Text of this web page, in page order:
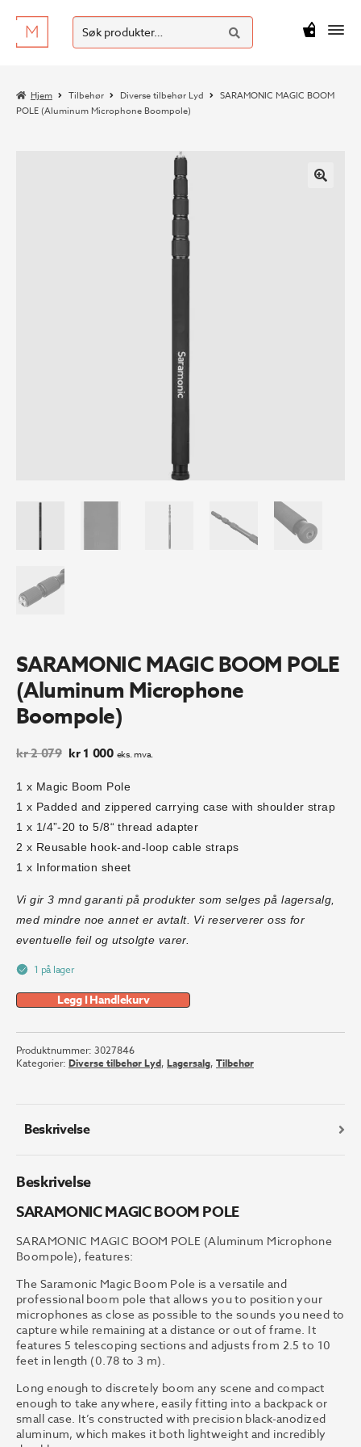
Hopp
til
Hopp
til
Søk
etter:
SØK
kr0
Hjem Tilbehør Diverse tilbehør Lyd
SARAMONIC MAGIC BOOM
POLE (Aluminum Microphone Boompole)
SARAMONIC MAGIC BOOM POLE
(Aluminum Microphone
Boompole)
kr2 079 Opprinnelig
var:
kr 2
079.
kr1 000Nåværende
er:
kr 1
000.
eks. mva.
1 x Magic Boom Pole
1 x Padded and zippered carrying case with shoulder strap
1 x 1/4”-20 to 5/8“ thread adapter
2 x Reusable hook-and-loop cable straps
1 x Information sheet
Vi gir 3 mnd garanti på produkter som selges på lagersalg,
med mindre noe annet er avtalt. Vi reserverer oss for
eventuelle feil og utsolgte varer.
1 på lager
Legg I Handlekurv
Produktnummer: 3027846
Kategorier: Diverse tilbehør Lyd, Lagersalg, Tilbehør
Beskrivelse
Beskrivelse
SARAMONIC MAGIC BOOM POLE
SARAMONIC MAGIC BOOM POLE (Aluminum Microphone
Boompole), features:
The Saramonic Magic Boom Pole is a versatile and
professional boom pole that allows you to position your
microphones as close as possible to the sounds you need to
capture while remaining at a distance or out of frame. It
features 5 telescoping sections and adjusts from 2.5 to 10
feet in length (0.78 to 3 m).
Long enough to discretely boom any scene and compact
enough to take anywhere, easily fitting into a backpack or
small case. It’s constructed with precision black-anodized
aluminum, which makes it both lightweight and incredibly